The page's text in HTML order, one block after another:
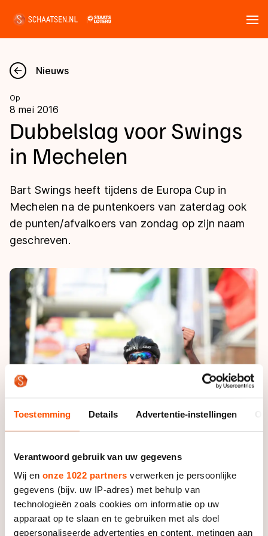
Toestemming Details Advertentie-instellingen
Verantwoord gebruik van uw gegevens
Wij en onze 1022 partners verwerken je persoonlijke
gegevens (bijv. uw IP-adres) met behulp van
technologieën zoals cookies om informatie op uw
apparaat op te slaan en te gebruiken met als doel
gepersonaliseerde advertenties en content, metingen aan
Nieuws
Kalender
Disciplines
Langebaan
Shorttrack
Inlineskaten
Kunstschaatsen
Schoonrijden
Natuurijs
Uitslagen
Langebaan
Shorttrack
Inlineskaten
Kunstschaatsen
Tijden & historie
Persoonlijke records & tijden
Historie & statistiek
De weg op
Inschrijven wedstrijden
Algemene Nederlandse Schaatstijd
Deze zomer de weg op
Waar kan ik schaatsen en skaten?
Schaatsfans
Alles voor jou als schaatsfan
Evenementen
Tickets
Livestreams
Word schaatsfan!
Olympische Spelen
Olympische Spelen
Medaille overzicht
Medaillespiegel
Van Jong tot Goud verhalen
Nieuws
Op
8 mei 2016
Dubbelslag voor Swings
in Mechelen
Bart Swings heeft tijdens de Europa Cup in
Mechelen na de puntenkoers van zaterdag ook
de punten/afvalkoers van zondag op zijn naam
geschreven.
Foto: Neeke Smit